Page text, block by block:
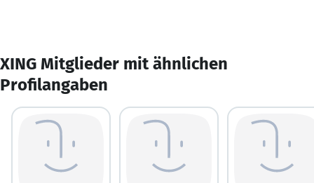
XING Mitglieder mit ähnlichen
Profilangaben